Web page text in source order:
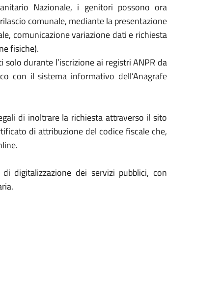
Nazionale, i genitori possono ora
comunale, mediante la presentazione
comunicazione variazione dati e richiesta
fisiche).
durante l’iscrizione ai registri ANPR da
con il sistema informativo dell’Anagrafe
di inoltrare la richiesta attraverso il sito
di attribuzione del codice fiscale che,
digitalizzazione dei servizi pubblici, con